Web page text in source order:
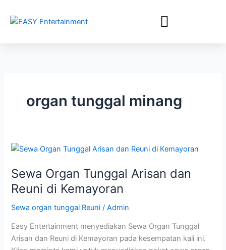
organ tunggal minang
Sewa Organ Tunggal Arisan dan
Reuni di Kemayoran
Sewa organ tunggal Reuni /Admin
Easy Entertainment menyediakan Sewa Organ Tunggal
Arisan dan Reuni di Kemayoran pada kesempatan kali ini.
Sewa
Tunggal
Arisan
dan
Reuni
Kemayoran